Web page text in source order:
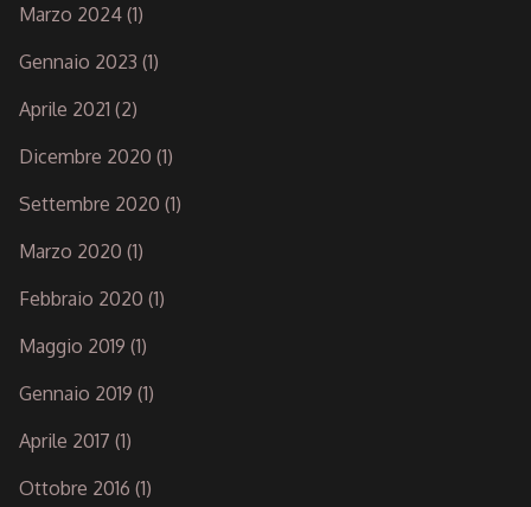
Marzo 2024 (1)
Gennaio 2023 (1)
Aprile 2021 (2)
Dicembre 2020 (1)
Settembre 2020 (1)
Marzo 2020 (1)
Febbraio 2020 (1)
Maggio 2019 (1)
Gennaio 2019 (1)
Aprile 2017 (1)
Ottobre 2016 (1)